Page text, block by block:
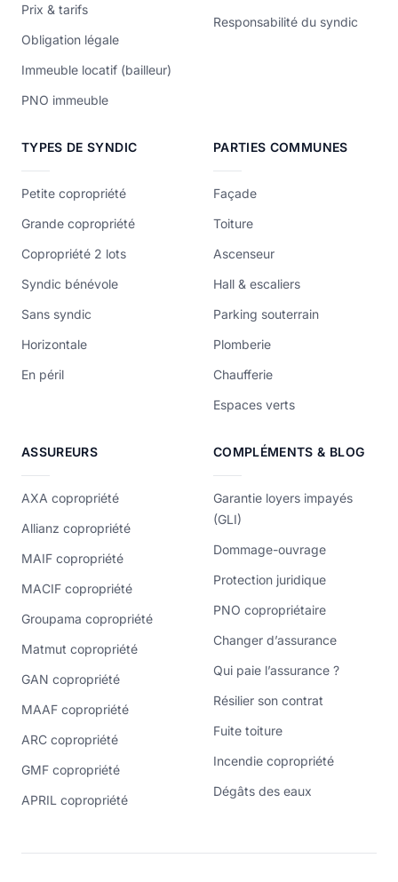
Prix & tarifs
Obligation légale
Immeuble locatif (bailleur)
PNO immeuble
Responsabilité du syndic
TYPES DE SYNDIC
Petite copropriété
Grande copropriété
Copropriété 2 lots
Syndic bénévole
Sans syndic
Horizontale
En péril
PARTIES COMMUNES
Façade
Toiture
Ascenseur
Hall & escaliers
Parking souterrain
Plomberie
Chaufferie
Espaces verts
ASSUREURS
AXA copropriété
Allianz copropriété
MAIF copropriété
MACIF copropriété
Groupama copropriété
Matmut copropriété
GAN copropriété
MAAF copropriété
ARC copropriété
GMF copropriété
APRIL copropriété
COMPLÉMENTS & BLOG
Garantie loyers impayés
(GLI)
Dommage-ouvrage
Protection juridique
PNO copropriétaire
Changer d’assurance
Qui paie l’assurance ?
Résilier son contrat
Fuite toiture
Incendie copropriété
Dégâts des eaux